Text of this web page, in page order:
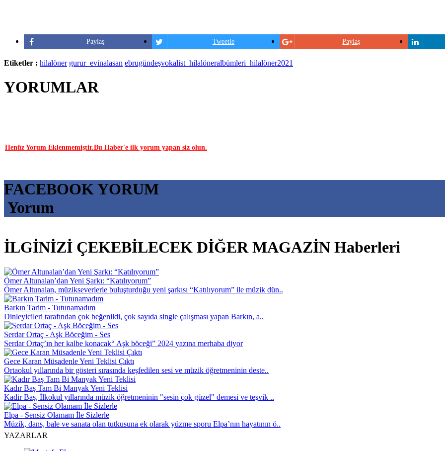
Paylaş Tweetle Paylaş
Etiketler : hilalöner gurur_evinalasan ebrugündeşvokalist_hilalöneralbümleri_hilalöner2021
YORUMLAR
Henüz Yorum Eklenmemiştir.Bu Haber'e ilk yorum yapan siz olun.
FACEBOOK YORUM
Yorum
İLGİNİZİ ÇEKEBİLECEK DİĞER MAGAZİN Haberleri
Ömer Altunalan’dan Yeni Şarkı: “Katılıyorum”
Ömer Altunalan, müzikseverlerle buluşturduğu yeni şarkısı “Katılıyorum” ile müzik dün..
Barkın Tarim - Tutunamadım
Dinleyicileri tarafından çok beğenildi, çok sayıda single çalışması yapan Barkın, a..
Serdar Ortaç - Aşk Böceğim - Ses
Serdar Ortaç’ın her kalbe konacak“ Aşk böceği” 2024 yazına merhaba diyor
Gece Karan Müsadenle Yeni Teklisi Çıktı
Ortaokul yıllarında bir gösteri sırasında keşfedilen sesi ve müzik öğretmeninin deste..
Kadır Baş Tam Bi Manyak Yeni Teklisi
Kadir Baş, İlkokul yıllarında müzik öğretmeninin "sesin çok güzel" demesi ve teşvik ..
Elpa - Sensiz Olamam İle Sizlerle
Müzik, dans, bale ve sanata olan tutkusuna ek olarak yüzme sporu Elpa’nın hayatının ö..
YAZARLAR